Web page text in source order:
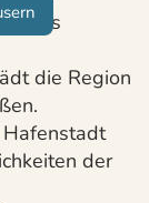
die Region
der